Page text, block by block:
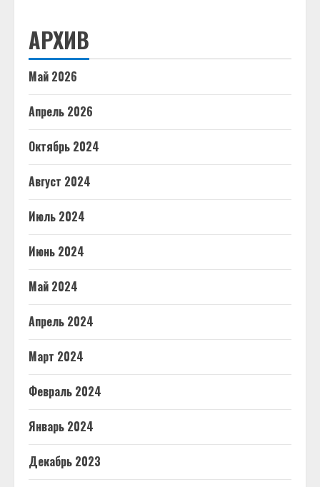
АРХИВ
Май 2026
Апрель 2026
Октябрь 2024
Август 2024
Июль 2024
Июнь 2024
Май 2024
Апрель 2024
Март 2024
Февраль 2024
Январь 2024
Декабрь 2023